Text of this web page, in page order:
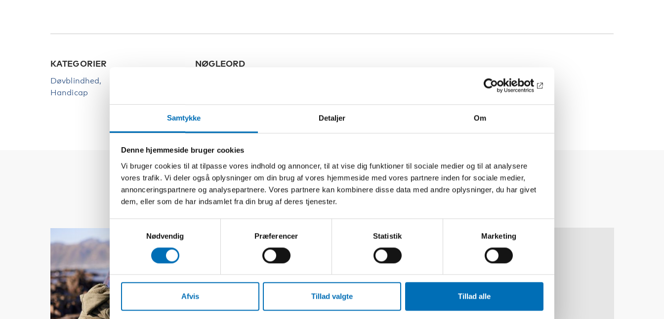
Samtykke Detaljer Om
Denne hjemmeside bruger cookies
Vi bruger cookies til at tilpasse vores indhold og annoncer, til at vise dig funktioner til sociale medier og til at analysere
vores trafik. Vi deler også oplysninger om din brug af vores hjemmeside med vores partnere inden for sociale medier,
annonceringspartnere og analysepartnere. Vores partnere kan kombinere disse data med andre oplysninger, du har givet
dem, eller som de har indsamlet fra din brug af deres tjenester.
Nødvendig
Præferencer Statistik Marketing
Afvis Tillad valgte Tillad alle
KATEGORIER
Døvblindhed
Handicap
NØGLEORD
Relateret indhold
NOV 2026